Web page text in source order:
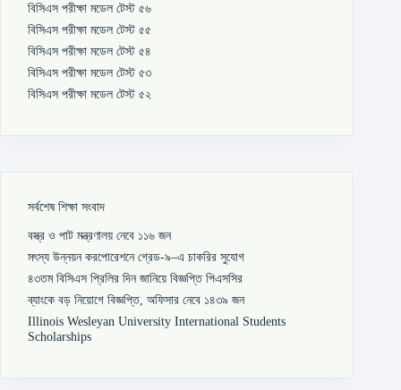
বিসিএস পরীক্ষা মডেল টেস্ট ৫৬
বিসিএস পরীক্ষা মডেল টেস্ট ৫৫
বিসিএস পরীক্ষা মডেল টেস্ট ৫৪
বিসিএস পরীক্ষা মডেল টেস্ট ৫৩
বিসিএস পরীক্ষা মডেল টেস্ট ৫২
সর্বশেষ শিক্ষা সংবাদ
বস্ত্র ও পাট মন্ত্রণালয় নেবে ১১৬ জন
মৎস্য উন্নয়ন করপোরেশনে গ্রেড-৯–এ চাকরির সুযোগ
৪৩তম বিসিএস প্রিলির দিন জানিয়ে বিজ্ঞপ্তি পিএসসির
ব্যাংকে বড় নিয়োগে বিজ্ঞপ্তি, অফিসার নেবে ১৪৩৯ জন
Illinois Wesleyan University International Students
Scholarships